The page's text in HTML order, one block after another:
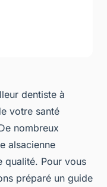
dentiste à
votre santé
nombreux
alsacienne
qualité. Pour vous
préparé un guide